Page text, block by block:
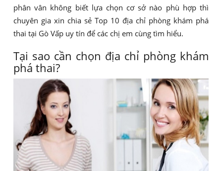
phân vân không biết lựa chọn cơ sở nào phù hợp thì
chuyên gia xin chia sẻ Top 10 địa chỉ phòng khám phá
thai tại Gò Vấp uy tín để các chị em cùng tìm hiểu.
Tại sao cần chọn địa chỉ phòng khám
phá thai?